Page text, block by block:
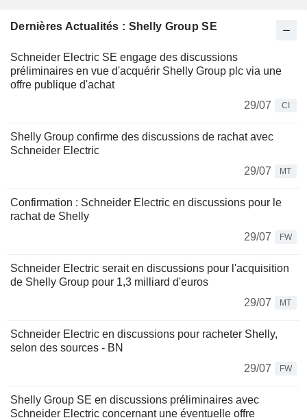
Dernières Actualités : Shelly Group SE
Schneider Electric SE engage des discussions
préliminaires en vue d'acquérir Shelly Group plc via une
offre publique d'achat
29/07
CI
Shelly Group confirme des discussions de rachat avec
Schneider Electric
29/07
MT
Confirmation : Schneider Electric en discussions pour le
rachat de Shelly
29/07
FW
Schneider Electric serait en discussions pour l'acquisition
de Shelly Group pour 1,3 milliard d'euros
29/07
MT
Schneider Electric en discussions pour racheter Shelly,
selon des sources - BN
29/07
FW
Shelly Group SE en discussions préliminaires avec
Schneider Electric concernant une éventuelle offre